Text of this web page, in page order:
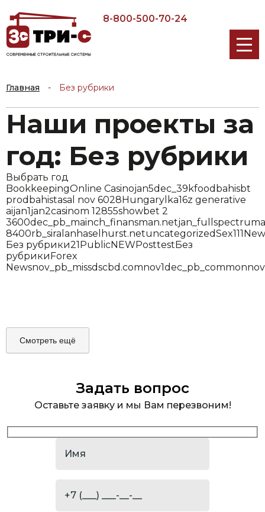
8-800-500-70-24
Главная - Без рубрики
Наши проекты за
год: Без рубрики
Выбрать год
BookkeepingOnline Casinojan5dec_39kfood bahisbt
prod bahistasal nov 6028Hungary lka16z generative
aijan1jan2casinom 12855showbet 2
3600dec_pb_mainch_finansman.net
8400rb_siralanhaselhurst.netuncategorizedSex111
Без рубрики21PublicNEWPosttestБез
рубрикиForex
Newsnov_pb_missdscbd.comnov1dec_pb_common
Смотреть ещё
Задать вопрос
Оставьте заявку и мы Вам перезвоним!